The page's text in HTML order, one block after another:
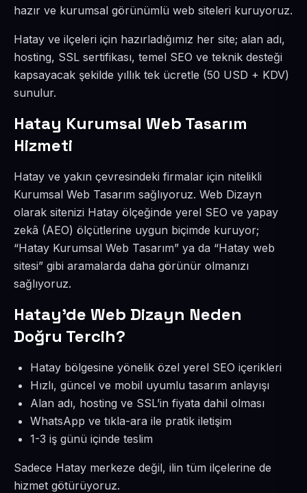
hazır ve kurumsal görünümlü web siteleri kuruyoruz.
Hatay ve ilçeleri için hazırladığımız her site; alan adı,
hosting, SSL sertifikası, temel SEO ve teknik desteği
kapsayacak şekilde yıllık tek ücretle (50 USD + KDV)
sunulur.
Hatay Kurumsal Web Tasarım
Hizmeti
Hatay ve yakın çevresindeki firmalar için nitelikli
Kurumsal Web Tasarım sağlıyoruz. Web Dizayn
olarak sitenizi Hatay ölçeğinde yerel SEO ve yapay
zekâ (AEO) ölçütlerine uygun biçimde kuruyor;
“Hatay Kurumsal Web Tasarım” ya da “Hatay web
sitesi” gibi aramalarda daha görünür olmanızı
sağlıyoruz.
Hatay’de Web Dizayn Neden
Doğru Tercih?
Hatay bölgesine yönelik özel yerel SEO içerikleri
Hızlı, güncel ve mobil uyumlu tasarım anlayışı
Alan adı, hosting ve SSL’in fiyata dahil olması
WhatsApp ve tıkla-ara ile pratik iletişim
1-3 iş günü içinde teslim
Sadece Hatay merkeze değil, ilin tüm ilçelerine de
hizmet götürüyoruz.